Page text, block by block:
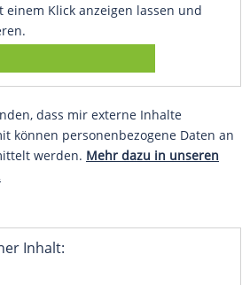
einem Klick anzeigen lassen und
dass mir externe Inhalte
können personenbezogene Daten an
werden. Mehr dazu in unseren
Inhalt: